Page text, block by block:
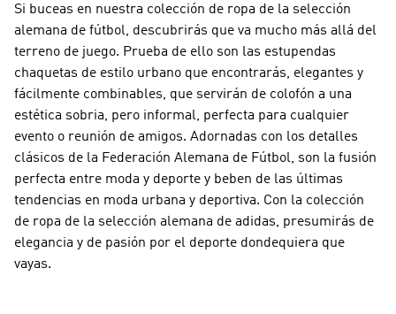
Si buceas en nuestra colección de ropa de la selección
alemana de fútbol, descubrirás que va mucho más allá del
terreno de juego. Prueba de ello son las estupendas
chaquetas de estilo urbano que encontrarás, elegantes y
fácilmente combinables, que servirán de colofón a una
estética sobria, pero informal, perfecta para cualquier
evento o reunión de amigos. Adornadas con los detalles
clásicos de la Federación Alemana de Fútbol, son la fusión
perfecta entre moda y deporte y beben de las últimas
tendencias en moda urbana y deportiva. Con la colección
de ropa de la selección alemana de adidas, presumirás de
elegancia y de pasión por el deporte dondequiera que
vayas.